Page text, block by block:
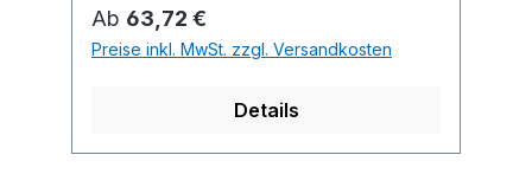
Regulärer Preis:
Ab 63,72 €
Preise inkl. MwSt. zzgl. Versandkosten
Details